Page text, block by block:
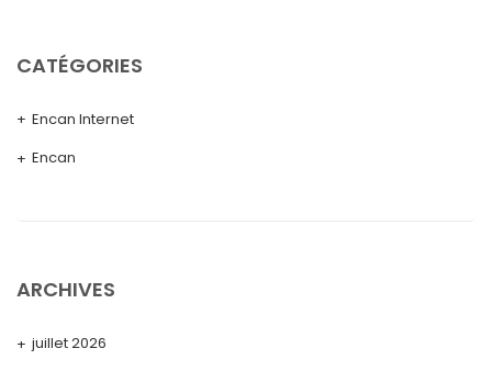
CATÉGORIES
Encan Internet
Encan
ARCHIVES
juillet 2026